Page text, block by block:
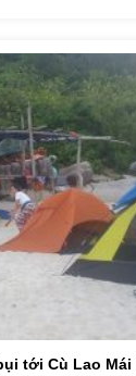
tới Cù Lao Mái